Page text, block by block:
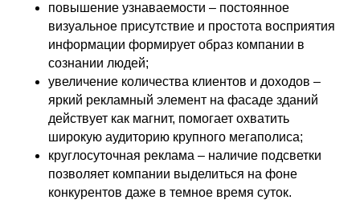
повышение узнаваемости – постоянное
визуальное присутствие и простота восприятия
информации формирует образ компании в
сознании людей;
увеличение количества клиентов и доходов –
яркий рекламный элемент на фасаде зданий
действует как магнит, помогает охватить
широкую аудиторию крупного мегаполиса;
круглосуточная реклама – наличие подсветки
позволяет компании выделиться на фоне
конкурентов даже в темное время суток.